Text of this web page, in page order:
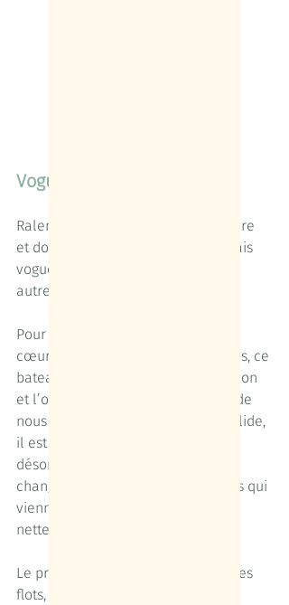
Voguer… et partager
Ralentir et donc changer de vie, vivre
et donc apprendre et découvrir, mais
voguer aussi, sinon le projet serait
autre !
Pour bien terminer cette année, le
cœur battant d’Escondida Croisières, ce
bateau qui sera tout à la fois le cocon
et l’ouverture vers l’horizon, vient de
nous rejoindre. Il est beau, il est solide,
il est confortable ! L’équipage est
désormais au complet, l’aventure
change de dimension pour les mois qui
viennent, et les préparatifs seront
nettement moins terrestres.
Le printemps nous verra donc sur les
flots, formés, tamponnés, peut-être